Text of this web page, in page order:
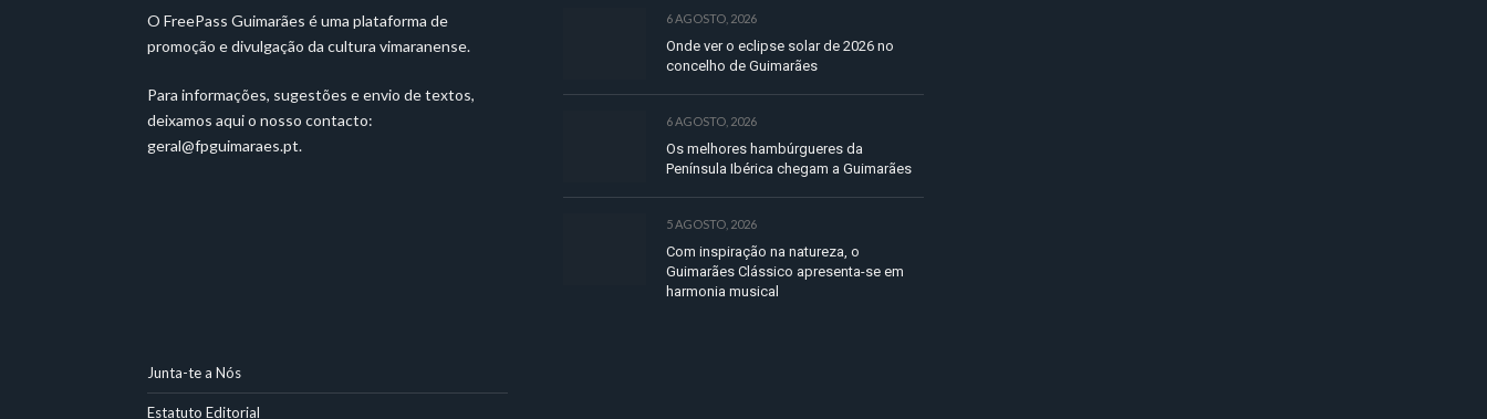
O FreePass Guimarães é uma plataforma de
promoção e divulgação da cultura vimaranense.
Para informações, sugestões e envio de textos,
deixamos aqui o nosso contacto:
geral@fpguimaraes.pt.
6 AGOSTO, 2026
Onde ver o eclipse solar de 2026 no
concelho de Guimarães
6 AGOSTO, 2026
Os melhores hambúrgueres da
Península Ibérica chegam a Guimarães
5 AGOSTO, 2026
Com inspiração na natureza, o
Guimarães Clássico apresenta-se em
harmonia musical
Junta-te a Nós
Estatuto Editorial